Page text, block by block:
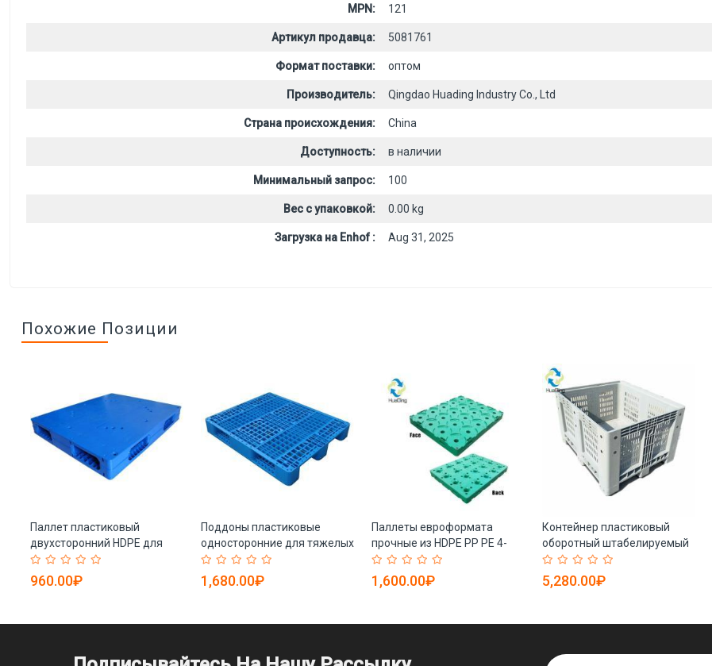
MPN: 121
Артикул продавца: 5081761
Формат поставки: оптом
Производитель: Qingdao Huading Industry Co., Ltd
Страна происхождения: China
Доступность: в наличии
Минимальный запрос: 100
Вес с упаковкой: 0.00 kg
Загрузка на Enhof : Aug 31, 2025
Похожие Позиции
Паллет пластиковый
двухсторонний HDPE для
склада (арт. 25-5081836)
960.00₽
Поддоны пластиковые
односторонние для тяжелых
грузов 1200*800 мм (арт. 25-
5081479)
1,680.00₽
Паллеты евроформата
прочные из HDPE PP PE 4-
сторонние (арт. 25-5081455)
1,600.00₽
Контейнер пластиковый
оборотный штабелируемый
для овощей и фруктов (арт.
25-5081738)
5,280.00₽